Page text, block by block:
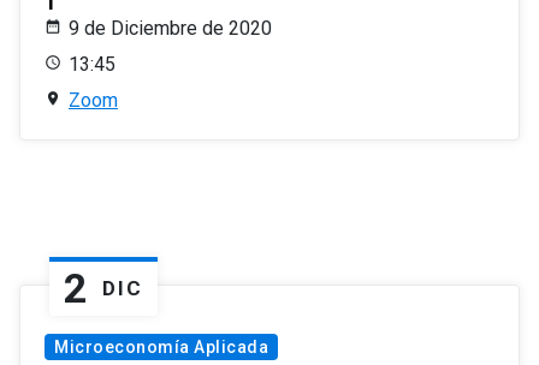
9 de Diciembre de 2020
13:45
Zoom
2 DIC
Microeconomía Aplicada